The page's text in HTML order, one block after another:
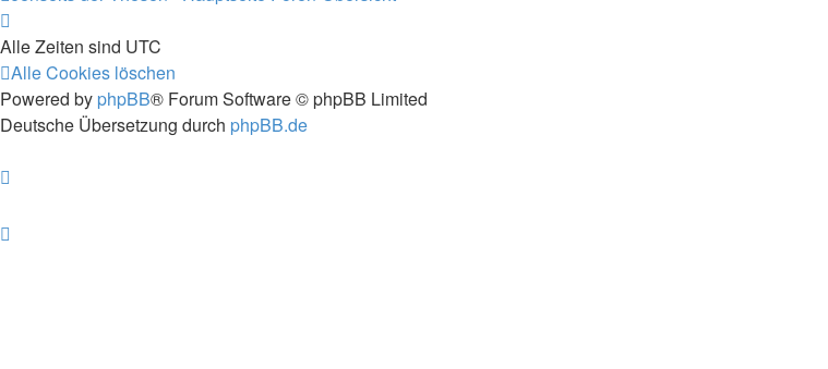
Alle Zeiten sind UTC
Alle Cookies löschen
Powered by phpBB® Forum Software © phpBB Limited
Deutsche Übersetzung durch phpBB.de